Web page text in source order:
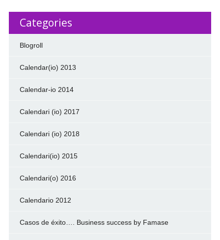
Categories
Blogroll
Calendar(io) 2013
Calendar-io 2014
Calendari (io) 2017
Calendari (io) 2018
Calendari(io) 2015
Calendari(o) 2016
Calendario 2012
Casos de éxito…. Business success by Famase